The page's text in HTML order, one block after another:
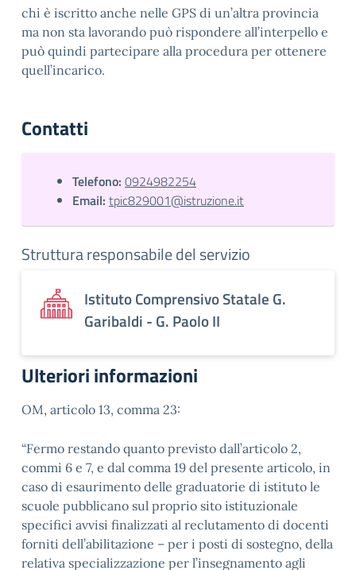
chi è iscritto anche nelle GPS di un’altra provincia
ma non sta lavorando può rispondere all’interpello e
può quindi partecipare alla procedura per ottenere
quell’incarico.
Contatti
Telefono: 0924982254
Email: tpic829001@istruzione.it
Struttura responsabile del servizio
Istituto Comprensivo Statale G.
Garibaldi - G. Paolo II
Ulteriori informazioni
OM, articolo 13, comma 23:
“Fermo restando quanto previsto dall’articolo 2,
commi 6 e 7, e dal comma 19 del presente articolo, in
caso di esaurimento delle graduatorie di istituto le
scuole pubblicano sul proprio sito istituzionale
specifici avvisi finalizzati al reclutamento di docenti
forniti dell’abilitazione – per i posti di sostegno, della
relativa specializzazione per l’insegnamento agli